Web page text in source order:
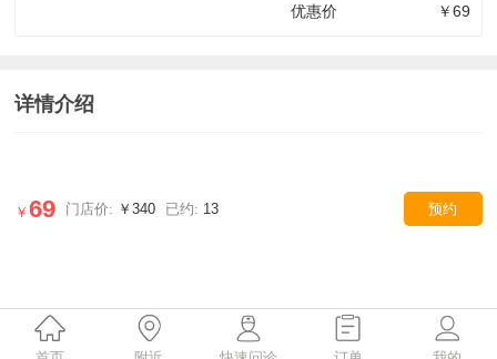
优惠价
￥69
详情介绍
￥69 门店价: ￥340 已约: 13 预约